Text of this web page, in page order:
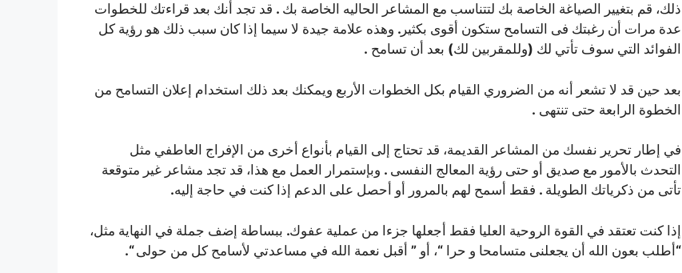
ذلك، قم بتغيير الصياغة الخاصة بك لتتناسب مع المشاعر الحاليه الخاصة بك . قد تجد أنك بعد قراءتك للخطوات
عدة مرات أن رغبتك فى التسامح ستكون أقوى بكثير . وهذه علامة جيدة لا سيما إذا كان سبب ذلك هو رؤية كل
الفوائد التي سوف تأتي لك (وللمقربين لك) بعد أن تسامح .
بعد حين قد لا تشعر أنه من الضروري القيام بكل الخطوات الأربع ويمكنك بعد ذلك استخدام إعلان التسامح من
الخطوة الرابعة حتى تنتهى .
في إطار تحرير نفسك من المشاعر القديمة، قد تحتاج إلى القيام بأنواع أخرى من الإفراج العاطفي مثل
التحدث بالأمور مع صديق أو حتى رؤية المعالج النفسى . وبإستمرار العمل مع هذا، قد تجد مشاعر غير متوقعة
تأتى من ذكرياتك الطويلة . فقط أسمح لهم بالمرور أو أحصل على الدعم إذا كنت في حاجة إليه.
إذا كنت تعتقد في القوة الروحية العليا فقط أجعلها جزءا من عملية عفوك. ببساطة إضف جملة في النهاية مثل،
“ أطلب بعون الله أن يجعلنى متسامحا و حرا “، أو ” أقبل نعمة الله في مساعدتي لأسامح كل من حولى“.